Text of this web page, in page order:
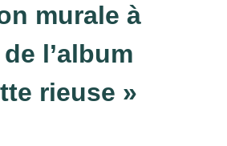
murale à
l’album
rieuse »